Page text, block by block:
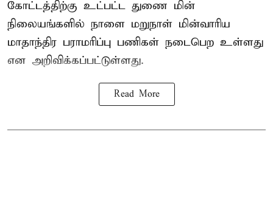
கோட்டத்திற்கு உட்பட்ட துணை மின்
நிலையங்களில் நாளை மறுநாள் மின்வாரிய
மாதாந்திர பராமரிப்பு பணிகள் நடைபெற உள்ளது
என அறிவிக்கப்பட்டுள்ளது.
Read More